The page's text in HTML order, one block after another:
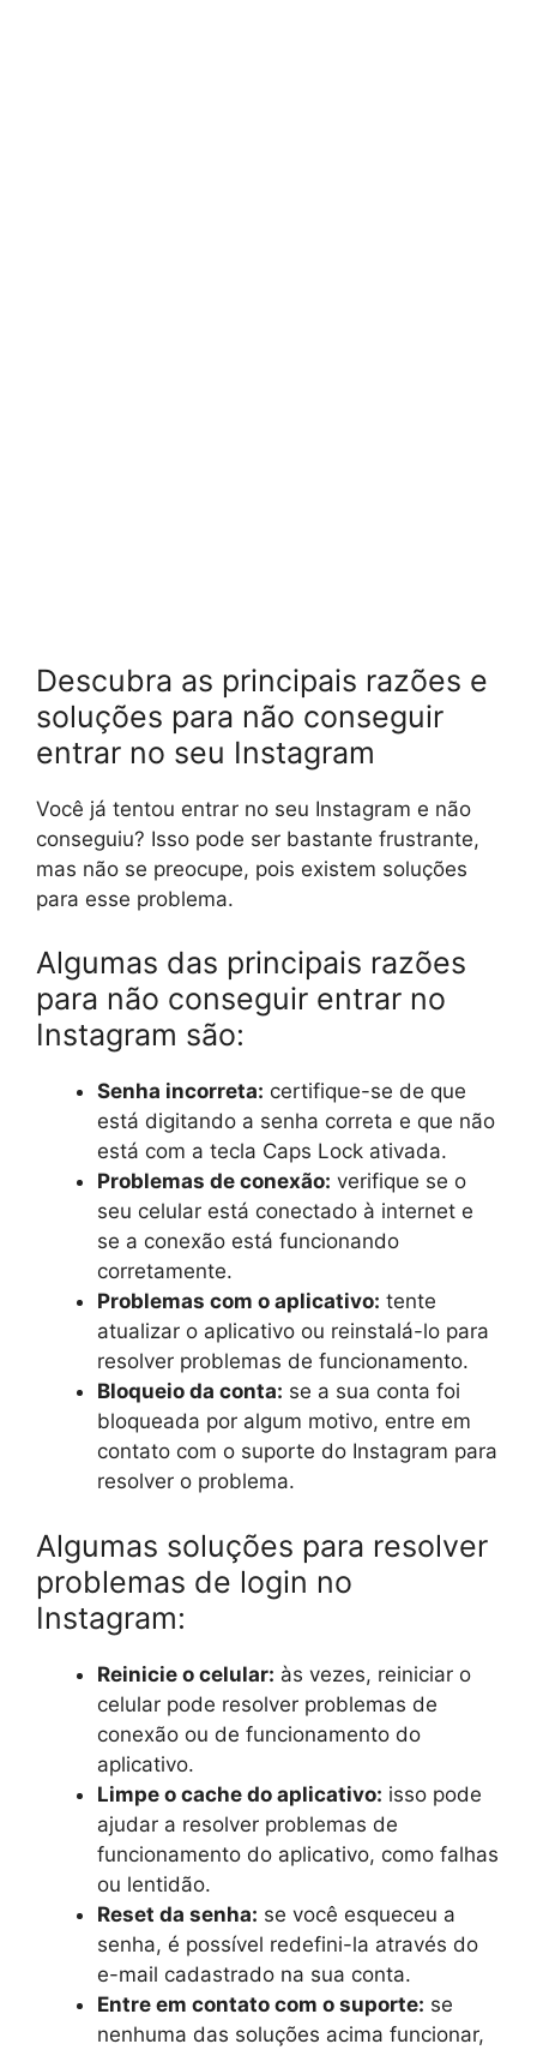
Descubra as principais razões e
soluções para não conseguir
entrar no seu Instagram
Você já tentou entrar no seu Instagram e não
conseguiu? Isso pode ser bastante frustrante,
mas não se preocupe, pois existem soluções
para esse problema.
Algumas das principais razões
para não conseguir entrar no
Instagram são:
Senha incorreta: certifique-se de que
está digitando a senha correta e que não
está com a tecla Caps Lock ativada.
Problemas de conexão: verifique se o
seu celular está conectado à internet e
se a conexão está funcionando
corretamente.
Problemas com o aplicativo: tente
atualizar o aplicativo ou reinstalá-lo para
resolver problemas de funcionamento.
Bloqueio da conta: se a sua conta foi
bloqueada por algum motivo, entre em
contato com o suporte do Instagram para
resolver o problema.
Algumas soluções para resolver
problemas de login no
Instagram:
Reinicie o celular: às vezes, reiniciar o
celular pode resolver problemas de
conexão ou de funcionamento do
aplicativo.
Limpe o cache do aplicativo: isso pode
ajudar a resolver problemas de
funcionamento do aplicativo, como falhas
ou lentidão.
Reset da senha: se você esqueceu a
senha, é possível redefini-la através do
e-mail cadastrado na sua conta.
Entre em contato com o suporte: se
nenhuma das soluções acima funcionar,